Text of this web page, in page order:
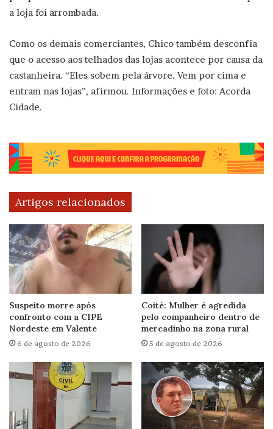
a loja foi arrombada.
Como os demais comerciantes, Chico também desconfia
que o acesso aos telhados das lojas acontece por causa da
castanheira. “Eles sobem pela árvore. Vem por cima e
entram nas lojas”, afirmou. Informações e foto: Acorda
Cidade.
Artigos relacionados
Suspeito morre após
confronto com a CIPE
Nordeste em Valente
6 de agosto de 2026
Coité: Mulher é agredida
pelo companheiro dentro de
mercadinho na zona rural
5 de agosto de 2026